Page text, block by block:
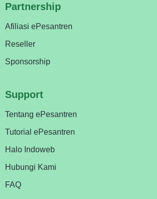
Partnership
Afiliasi ePesantren
Reseller
Sponsorship
Support
Tentang ePesantren
Tutorial ePesantren
Halo Indoweb
Hubungi Kami
FAQ